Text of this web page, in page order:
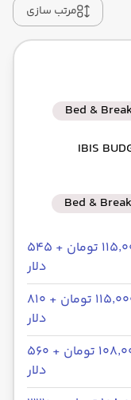
مرتب سازی
Bed &
Bed &
۱۱۵٬۰۰۰٬۰۰۰ تومان + ۵۴۵
دلار
۱۱۵٬۰۰۰٬۰۰۰ تومان + ۸۱۰
دلار
۱۰۸٬۰۰۰٬۰۰۰ تومان + ۵۶۰
دلار